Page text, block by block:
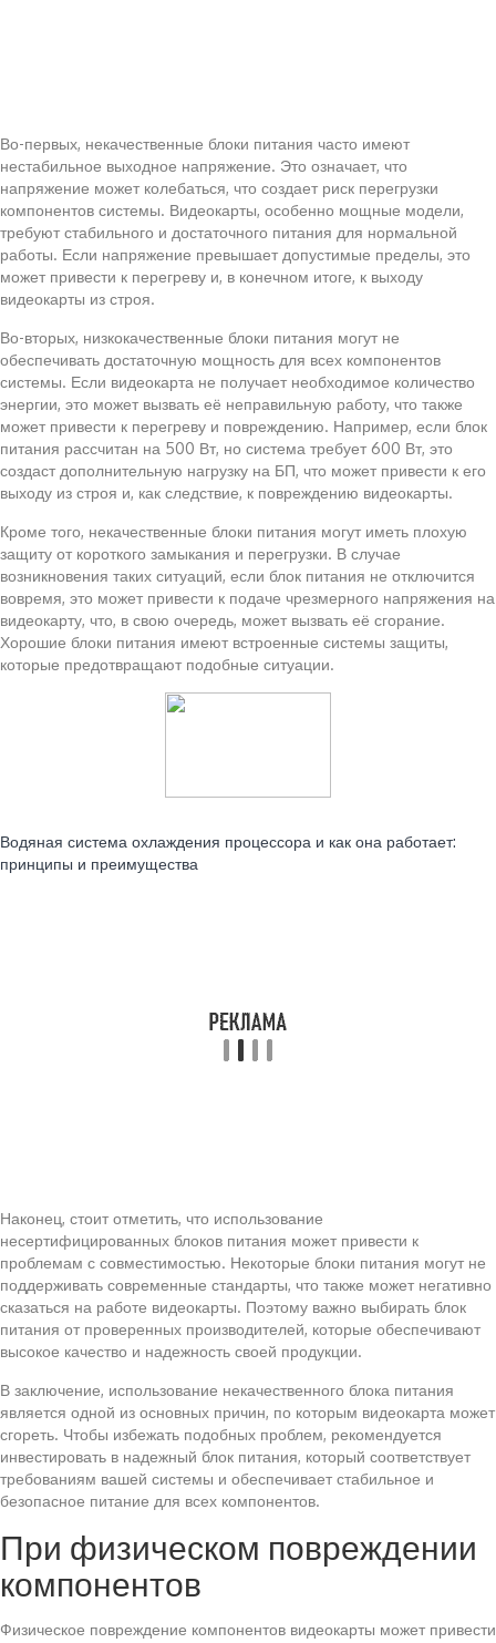
Во-первых, некачественные блоки питания часто имеют
нестабильное выходное напряжение. Это означает, что
напряжение может колебаться, что создает риск перегрузки
компонентов системы. Видеокарты, особенно мощные модели,
требуют стабильного и достаточного питания для нормальной
работы. Если напряжение превышает допустимые пределы, это
может привести к перегреву и, в конечном итоге, к выходу
видеокарты из строя.
Во-вторых, низкокачественные блоки питания могут не
обеспечивать достаточную мощность для всех компонентов
системы. Если видеокарта не получает необходимое количество
энергии, это может вызвать её неправильную работу, что также
может привести к перегреву и повреждению. Например, если блок
питания рассчитан на 500 Вт, но система требует 600 Вт, это
создаст дополнительную нагрузку на БП, что может привести к его
выходу из строя и, как следствие, к повреждению видеокарты.
Кроме того, некачественные блоки питания могут иметь плохую
защиту от короткого замыкания и перегрузки. В случае
возникновения таких ситуаций, если блок питания не отключится
вовремя, это может привести к подаче чрезмерного напряжения на
видеокарту, что, в свою очередь, может вызвать её сгорание.
Хорошие блоки питания имеют встроенные системы защиты,
которые предотвращают подобные ситуации.
Водяная система охлаждения процессора и как она работает:
принципы и преимущества
Наконец, стоит отметить, что использование
несертифицированных блоков питания может привести к
проблемам с совместимостью. Некоторые блоки питания могут не
поддерживать современные стандарты, что также может негативно
сказаться на работе видеокарты. Поэтому важно выбирать блок
питания от проверенных производителей, которые обеспечивают
высокое качество и надежность своей продукции.
В заключение, использование некачественного блока питания
является одной из основных причин, по которым видеокарта может
сгореть. Чтобы избежать подобных проблем, рекомендуется
инвестировать в надежный блок питания, который соответствует
требованиям вашей системы и обеспечивает стабильное и
безопасное питание для всех компонентов.
При физическом повреждении
компонентов
Физическое повреждение компонентов видеокарты может привести